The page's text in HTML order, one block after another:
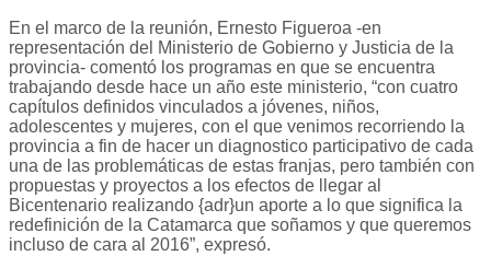
En el marco de la reunión, Ernesto Figueroa -en
representación del Ministerio de Gobierno y Justicia de la
provincia- comentó los programas en que se encuentra
trabajando desde hace un año este ministerio, “con cuatro
capítulos definidos vinculados a jóvenes, niños,
adolescentes y mujeres, con el que venimos recorriendo la
provincia a fin de hacer un diagnostico participativo de cada
una de las problemáticas de estas franjas, pero también con
propuestas y proyectos a los efectos de llegar al
Bicentenario realizando {adr}un aporte a lo que significa la
redefinición de la Catamarca que soñamos y que queremos
incluso de cara al 2016”, expresó.